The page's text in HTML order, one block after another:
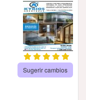
Sugerir cambios